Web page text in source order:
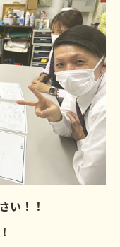
い！！